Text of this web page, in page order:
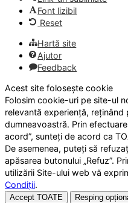
Font lizibil
Reset
Hartă site
Ajutor
Feedback
Acest site folosește cookie
Folosim cookie-uri pe site-ul
relevantă experiență, reținând
dumneavoastră. Prin
acord”, sunteți de acord ca
De asemenea, puteți să
apăsarea butonului „Refuz”.
utilizării Site-ului web vă
Condiții.
Accept TOATE Resping